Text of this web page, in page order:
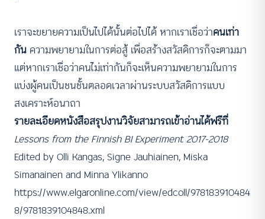
เราจะขยายความเป็นไปได้นั้นต่อไปได้ หากเราเชื่อว่าคนเท่า
กัน ความพยายามในการต่อสู้ เพื่อสร้างสวัสดิการก็จะตามมา
แต่หากเราเชื่อว่าคนไม่เท่ากันก็จะเห็นความพยายามในการ
แบ่งผู้คนเป็นชนชั้นตลอดเวลาผ่านระบบสวัสดิการแบบ
สงเคราะห์อนาถา
รายละเอียดหนังสือสรุปงานวิจัยสามารถเข้าอ่านได้ฟรีที่
Lessons from the Finnish BI Experiment 2017-2018
Edited by Olli Kangas, Signe Jauhiainen, Miska
Simanainen and Minna Ylikanno
https://www.elgaronline.com/view/edcoll/978183910484
8/9781839104848.xml